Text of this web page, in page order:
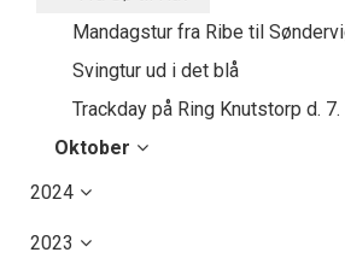
Mandagstur fra Ribe til
Svingtur ud i det blå
Trackday på Ring Knutstorp d.
Oktober
2024
2023